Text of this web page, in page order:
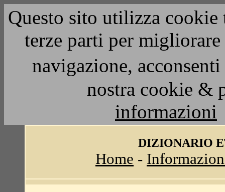
Questo sito utilizza
terze parti per
navigazione,
nostra cookie &
informazioni
DIZIONARIO
Home -